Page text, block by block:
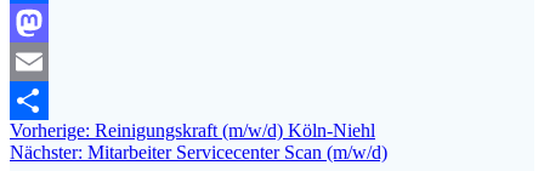
Facebook
Mastodon
Email
Teilen
Beitragsnavigation
Vorherige: Vorheriger
Beitrag:
Reinigungskraft (m/w/d) Köln-Niehl
Nächster: Nächster
Mitarbeiter Servicecenter Scan (m/w/d)